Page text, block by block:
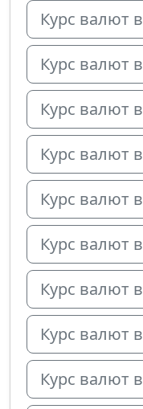
Курс валют
Курс валют
Курс валют
Курс валют
Курс валют
Курс валют
Курс валют
Курс валют
Курс валют